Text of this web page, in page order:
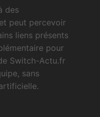
des
peut percevoir
liens présents
pour
Switch-Actu.fr
sans